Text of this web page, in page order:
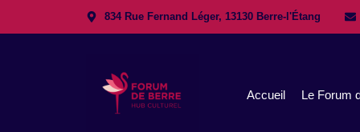
834 Rue Fernand Léger, 13130 Berre-l'Étang
Accueil Le Forum